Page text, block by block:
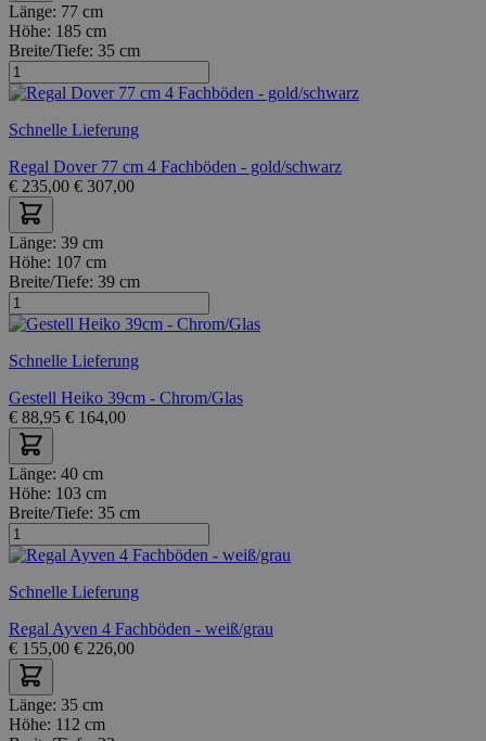
Länge: 77 cm
Höhe: 185 cm
Breite/Tiefe: 35 cm
Schnelle Lieferung
Regal Dover 77 cm 4 Fachböden - gold/schwarz
€ 235,00 € 307,00
Länge: 39 cm
Höhe: 107 cm
Breite/Tiefe: 39 cm
Schnelle Lieferung
Gestell Heiko 39cm - Chrom/Glas
€ 88,95 € 164,00
Länge: 40 cm
Höhe: 103 cm
Breite/Tiefe: 35 cm
Schnelle Lieferung
Regal Ayven 4 Fachböden - weiß/grau
€ 155,00 € 226,00
Länge: 35 cm
Höhe: 112 cm